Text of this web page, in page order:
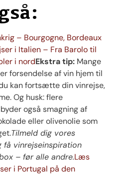
– Bourgogne, Bordeaux
i Italien – Fra Barolo til
i nordEkstra tip: Mange
forsendelse af vin hjem til
kan fortsætte din vinrejse,
Og husk: flere
også smagning af
eller olivenolie som
Tilmeld dig vores
få vinrejseinspiration
– før alle andre.Læs
i Portugal på den